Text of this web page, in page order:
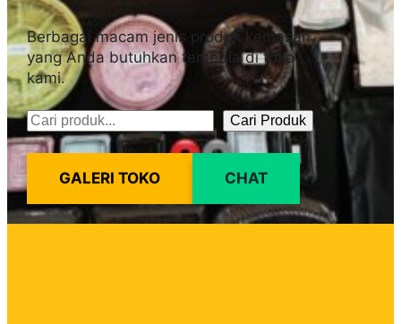
Berbagai macam jenis produk kemasan
yang Anda butuhkan tersedia di toko
kami.
Pencarian Cari Produk
GALERI TOKO CHAT